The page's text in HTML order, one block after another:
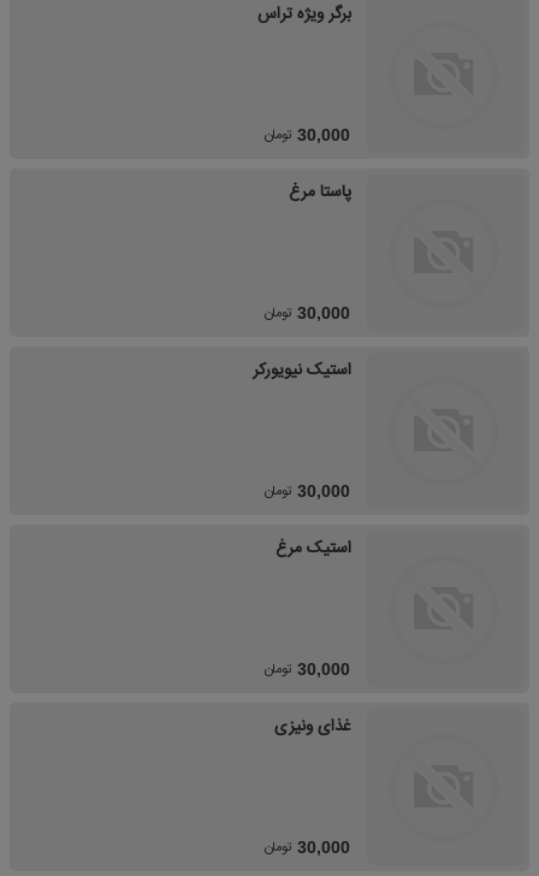
برگر ویژه تراس
30,000 تومان
پاستا مرغ
30,000 تومان
استیک نیویورکر
30,000 تومان
استیک مرغ
30,000 تومان
غذای ونیزی
30,000 تومان